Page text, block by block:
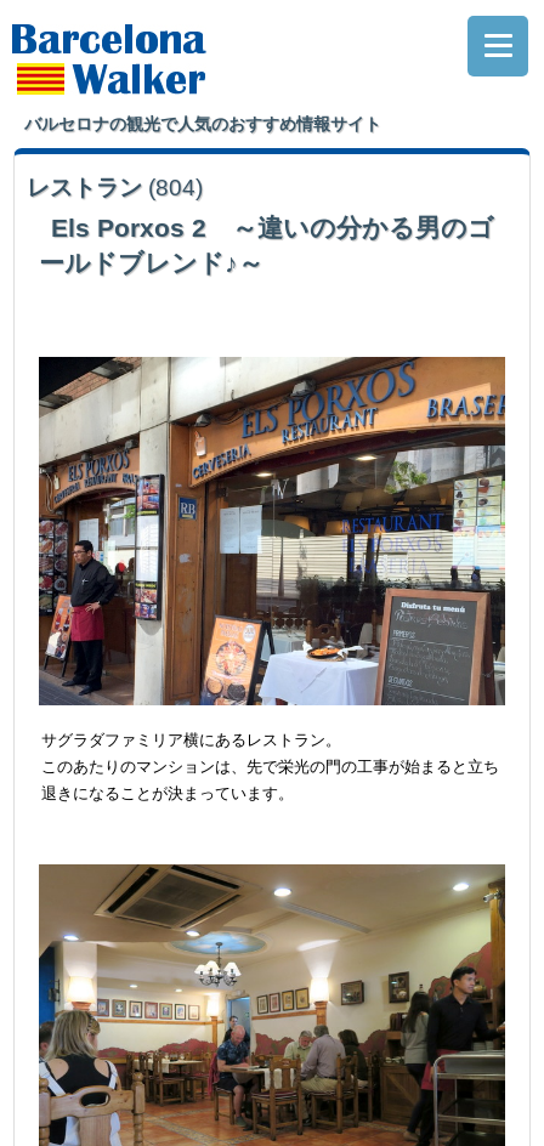
バルセロナの観光で人気のおすすめ情報サイト
レストラン (804)
Els Porxos 2 ～違いの分かる男のゴ
ールドブレンド♪～
サグラダファミリア横にあるレストラン。
このあたりのマンションは、先で栄光の門の工事が始まると立ち
退きになることが決まっています。